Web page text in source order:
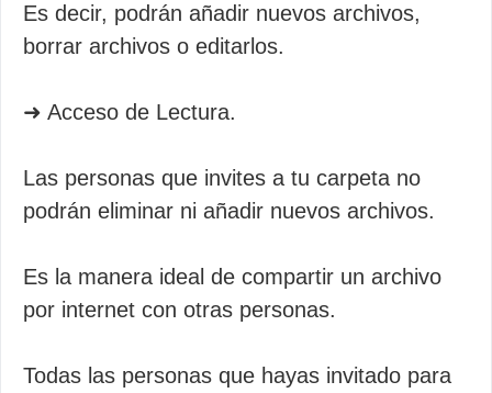
Es decir, podrán añadir nuevos archivos,
borrar archivos o editarlos.
➜ Acceso de Lectura.
Las personas que invites a tu carpeta no
podrán eliminar ni añadir nuevos archivos.
Es la manera ideal de compartir un archivo
por internet con otras personas.
Todas las personas que hayas invitado para